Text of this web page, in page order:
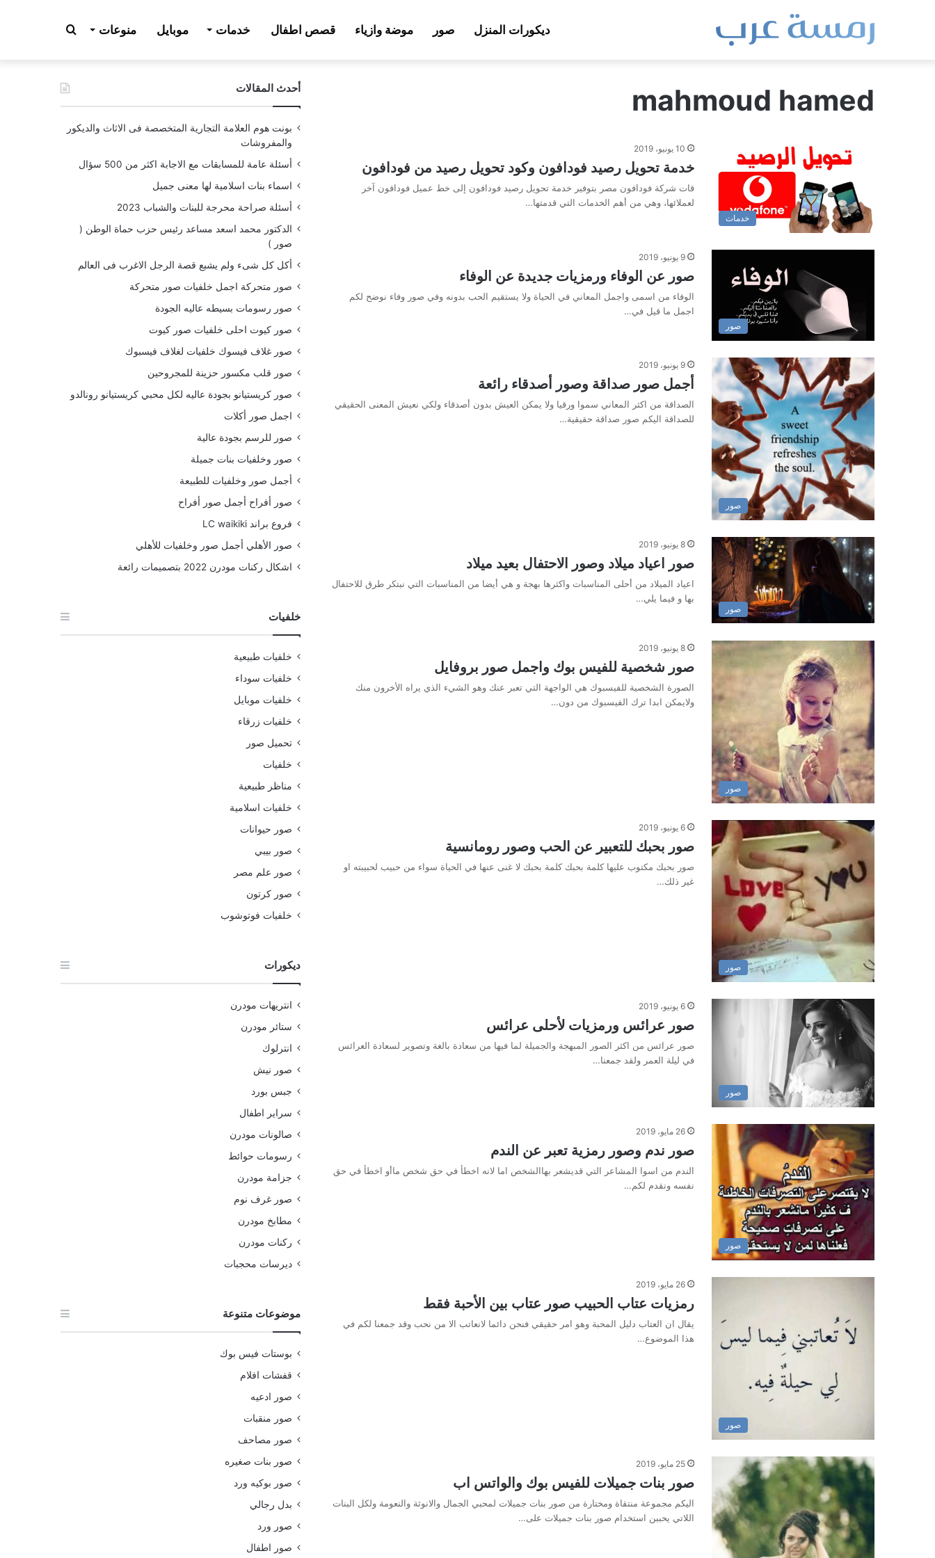
ديكورات المنزل صور موضة وازياء قصص اطفال خدمات موبايل منوعات بحث
عن mahmoud hamed
خدمات
10 يونيو، 2019
خدمة تحويل رصيد فودافون وكود تحويل رصيد من فودافون
قات شركة فودافون مصر بتوفير خدمة تحويل رصيد فودافون إلى خط عميل فودافون آخر
لعملائها، وهي من أهم الخدمات التي قدمتها…
صور
9 يونيو، 2019
صور عن الوفاء ورمزيات جديدة عن الوفاء
الوفاء من اسمى واجمل المعاني في الحياة ولا يستقيم الحب بدونه وفي صور وفاء نوضح لكم
اجمل ما قيل في…
صور
9 يونيو، 2019
أجمل صور صداقة وصور أصدقاء رائعة
الصداقة من اكثر المعاني سموا ورقيا ولا يمكن العيش بدون أصدقاء ولكي نعيش المعنى الحقيقي
للصداقة اليكم صور صداقة حقيقية…
صور
8 يونيو، 2019
صور اعياد ميلاد وصور الاحتفال بعيد ميلاد
اعياد الميلاد من أحلى المناسبات واكثرها بهجة و هي أيضا من المناسبات التي نبتكر طرق للاحتفال
بها و فيما يلي…
صور
8 يونيو، 2019
صور شخصية للفيس بوك واجمل صور بروفايل
الصورة الشخصية للفيسبوك هي الواجهة التي تعبر عنك وهو الشيء الذي يراه الأخرون منك
ولايمكن ابدا ترك الفيسبوك من دون…
صور
6 يونيو، 2019
صور بحبك للتعبير عن الحب وصور رومانسية
صور بحبك مكتوب عليها كلمة بحبك كلمة بحبك لا غنى عنها في الحياة سواء من حبيب لحبيبته او
غير ذلك…
صور
6 يونيو، 2019
صور عرائس ورمزيات لأحلى عرائس
صور عرائس من اكثر الصور المبهجة والجميلة لما فيها من سعادة بالغة وتصوير لسعادة العرائس
في ليلة العمر ولقد جمعنا…
صور
26 مايو، 2019
صور ندم وصور رمزية تعبر عن الندم
الندم من اسوا المشاعر التي قديشعر بهاالشخص اما لانه اخطأ في حق شخص ماأو اخطأ في حق
نفسه ونقدم لكم…
صور
26 مايو، 2019
رمزيات عتاب الحبيب صور عتاب بين الأحبة فقط
يقال ان العتاب دليل المحبة وهو امر حقيقي فنحن دائما لانعاتب الا من نحب وقد جمعنا لكم في
هذا الموضوع…
25 مايو، 2019
صور بنات جميلات للفيس بوك والواتس اب
اليكم مجموعة منتقاة ومختارة من صور بنات جميلات لمحبي الجمال والانوثة والنعومة ولكل البنات
اللاتي يحببن استخدام صور بنات جميلات على…
أحدث المقالات
بونت هوم العلامة التجارية المتخصصة فى الاثاث والديكور
والمفروشات
أسئلة عامة للمسابقات مع الاجابة اكثر من 500 سؤال
اسماء بنات اسلامية لها معنى جميل
أسئلة صراحة محرجة للبنات والشباب 2023
الدكتور محمد اسعد مساعد رئيس حزب حماة الوطن (
صور )
أكل كل شىء ولم يشبع قصة الرجل الاغرب فى العالم
صور متحركة اجمل خلفيات صور متحركة
صور رسومات بسيطه عاليه الجودة
صور كيوت احلى خلفيات صور كيوت
صور غلاف فيسوك خلفيات لغلاف فيسبوك
صور قلب مكسور حزينة للمجروحين
صور كريستيانو بجودة عاليه لكل محبي كريستيانو رونالدو
اجمل صور أكلات
صور للرسم بجودة عالية
صور وخلفيات بنات جميلة
أجمل صور وخلفيات للطبيعة
صور أفراح أجمل صور أفراح
فروع براند LC waikiki
صور الأهلي أجمل صور وخلفيات للأهلي
اشكال ركنات مودرن 2022 بتصميمات رائعة
خلفيات
خلفيات طبيعية
خلفيات سوداء
خلفيات موبايل
خلفيات زرقاء
تحميل صور
خلفيات
مناظر طبيعية
خلفيات اسلامية
صور حيوانات
صور بيبي
صور علم مصر
صور كرتون
خلفيات فوتوشوب
ديكورات
انتريهات مودرن
ستائر مودرن
انترلوك
صور نيش
جبس بورد
سراير اطفال
صالونات مودرن
رسومات حوائط
جزامة مودرن
صور غرف نوم
مطابخ مودرن
ركنات مودرن
ديرسات محجبات
موضوعات متنوعة
بوستات فيس بوك
قفشات افلام
صور ادعيه
صور منقبات
صور مصاحف
صور بنات صغيره
صور بوكيه ورد
بدل رجالي
صور ورد
صور اطفال